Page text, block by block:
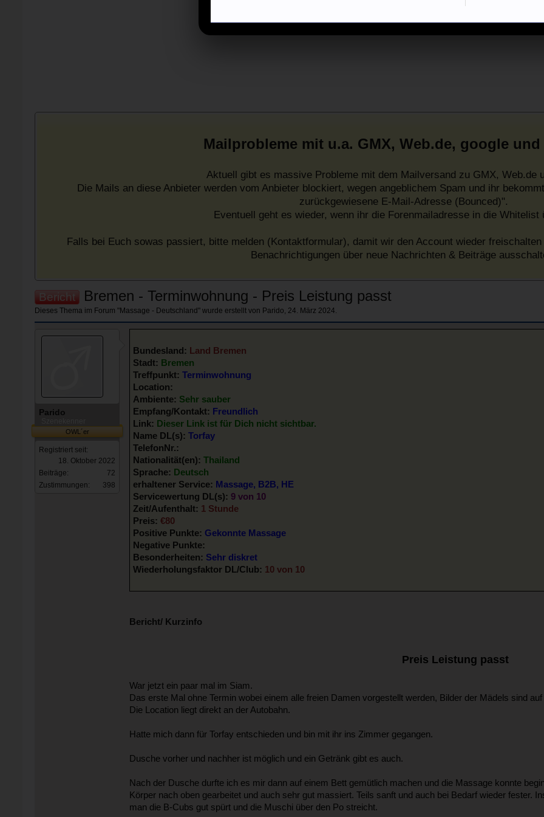
Mailprobleme mit u.a. GMX, Web.de, google
Aktuell gibt es massive Probleme mit dem Mailversand zu GMX, Web.de
Die Mails an diese Anbieter werden vom Anbieter blockiert, wegen angeblichem Spam und ihr
zurückgewiesene E-Mail-Adresse (Bounced)".
Eventuell geht es wieder, wenn ihr die Forenmailadresse in die Whitelist
Falls bei Euch sowas passiert, bitte melden (Kontaktformular), damit wir den Account wieder
Benachrichtigungen über neue Nachrichten & Beiträge
Bericht Bremen - Terminwohnung - Preis Leistung passt
Dieses Thema im Forum "Massage - Deutschland" wurde erstellt von Parido 24. März 2024
Parido
OWL´er
Registriert seit:
18. Oktober 2022
Beiträge:
72
Zustimmungen:
398
Bundesland: Land Bremen
Stadt: Bremen
Treffpunkt: Terminwohnung
Location:
Ambiente: Sehr sauber
Empfang/Kontakt: Freundlich
Link: Dieser Link ist für Dich nicht sichtbar.
Name DL(s): Torfay
TelefonNr.:
Nationalität(en): Thailand
Sprache: Deutsch
erhaltener Service: Massage, B2B, HE
Servicewertung DL(s): 9 von 10
Zeit/Aufenthalt: 1 Stunde
Preis: €80
Positive Punkte: Gekonnte Massage
Negative Punkte:
Besonderheiten: Sehr diskret
Wiederholungsfaktor DL/Club: 10 von 10
Bericht/ Kurzinfo
Preis Leistung passt
War jetzt ein paar mal im Siam.
Das erste Mal ohne Termin wobei einem alle freien Damen vorgestellt werden, Bilder der Mädels sind
Die Location liegt direkt an der Autobahn.
Hatte mich dann für Torfay entschieden und bin mit ihr ins Zimmer gegangen.
Dusche vorher und nachher ist möglich und ein Getränk gibt es auch.
Nach der Dusche durfte ich es mir dann auf einem Bett gemütlich machen und die Massage konnte
Körper nach oben gearbeitet und auch sehr gut massiert. Teils sanft und auch bei Bedarf wieder fester.
man die B-Cubs gut spürt und die Muschi über den Po streicht.